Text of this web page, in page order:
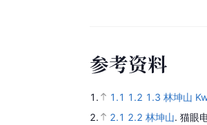
参考资料
1. 1.1 1.2 1.3 林坤山
2.
2.1 2.2 林坤山. 猫眼